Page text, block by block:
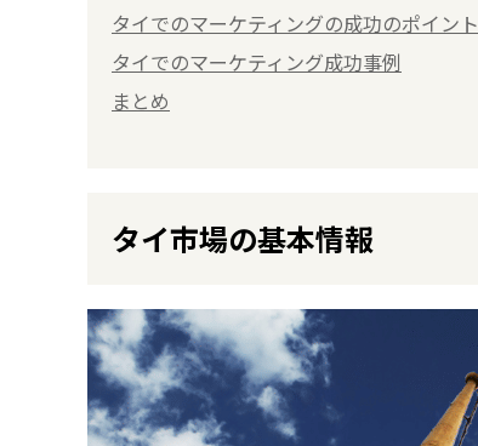
タイでのマーケティングの成功のポイント
タイでのマーケティング成功事例
まとめ
タイ市場の基本情報